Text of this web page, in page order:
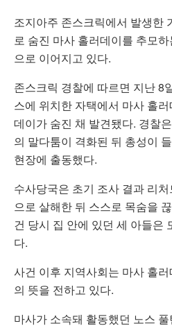
조지아주 존스크릭에서 발생한
로 숨진 마사 홀러데이를 추모
으로 이어지고 있다.
존스크릭 경찰에 따르면 지난 8
스에 위치한 자택에서 마사 홀
데이가 숨진 채 발견됐다. 경찰
의 말다툼이 격화된 뒤 총성이
현장에 출동했다.
수사당국은 초기 조사 결과 리
으로 살해한 뒤 스스로 목숨을
건 당시 집 안에 있던 세 아들은
다.
사건 이후 지역사회는 마사 홀
의 뜻을 전하고 있다.
마사가 소속돼 활동했던 노스